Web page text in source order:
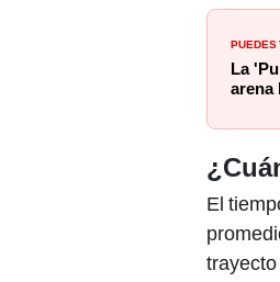
PUEDES
La
arena
El